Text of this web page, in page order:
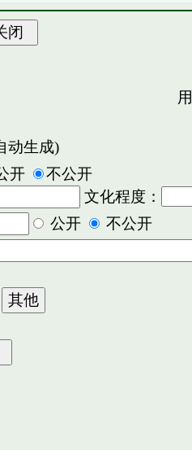
动生成)
开
不公开
文化程度：
公开
不公开